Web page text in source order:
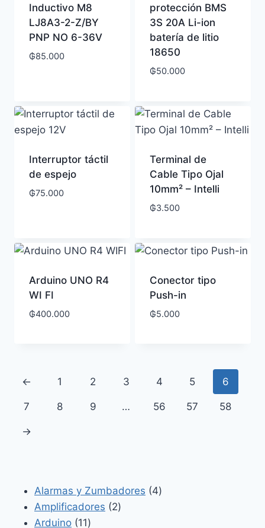
Inductivo M8
LJ8A3-2-Z/BY
PNP NO 6-36V
₲85.000
protección BMS
3S 20A Li-ion
batería de litio
18650
₲50.000
Interruptor táctil
de espejo
₲75.000
Terminal de
Cable Tipo Ojal
10mm² – Intelli
₲3.500
Arduino UNO R4
WI FI
₲400.000
Conector tipo
Push-in
₲5.000
← 1 2 3 4 5 6
7 8 9 … 56 57 58
→
Alarmas y Zumbadores 44
Amplificadores 22
Arduino 1111